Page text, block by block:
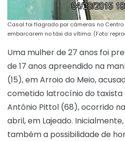
Casal foi flagrado por câmeras no Centro
embarcarem no táxi da vítima. (Foto:
Uma mulher de 27 anos foi
de 17 anos apreendido na
(15), em Arroio do Meio,
cometido latrocínio do
Antônio Pittol (68), ocorrido
abril, em Lajeado.
também a possibilidade de